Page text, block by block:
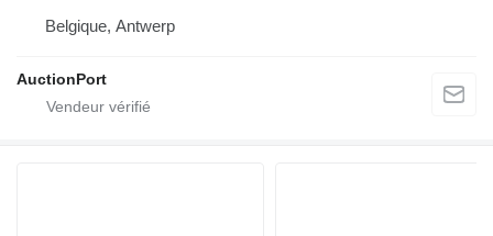
Belgique, Antwerp
AuctionPort